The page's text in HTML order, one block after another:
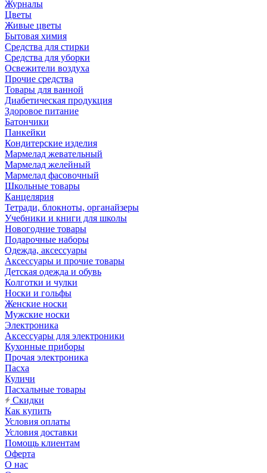
Журналы
Цветы
Живые цветы
Бытовая химия
Средства для стирки
Средства для уборки
Освежители воздуха
Прочие средства
Товары для ванной
Диабетическая продукция
Здоровое питание
Батончики
Панкейки
Кондитерские изделия
Мармелад жевательный
Мармелад желейный
Мармелад фасовочный
Школьные товары
Канцелярия
Тетради, блокноты, органайзеры
Учебники и книги для школы
Новогодние товары
Подарочные наборы
Одежда, аксессуары
Аксессуары и прочие товары
Детская одежда и обувь
Колготки и чулки
Носки и гольфы
Женские носки
Мужские носки
Электроника
Аксессуары для электроники
Кухонные приборы
Прочая электроника
Пасха
Куличи
Пасхальные товары
Скидки
Как купить
Условия оплаты
Условия доставки
Помощь клиентам
Оферта
О нас